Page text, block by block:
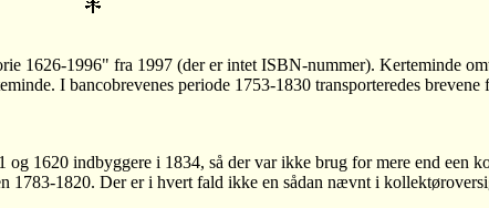
1626-1996" fra 1997 (der er intet ISBN-nummer). Kerteminde
I bancobrevenes periode 1753-1830 transporteredes
1620 indbyggere i 1834, så der var ikke brug for mere end een
1783-1820. Der er i hvert fald ikke en sådan nævnt i